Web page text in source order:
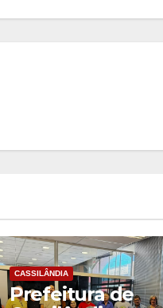
CASSILÂNDIA
Prefeitura de